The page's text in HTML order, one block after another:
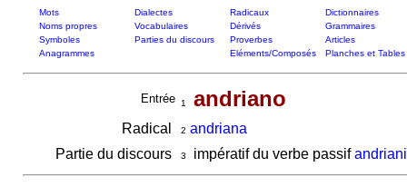
Mots Dialectes Radicaux
Dictionnaires
Noms propres
Vocabulaires Dérivés
Grammaires
Symboles
Parties du discours Proverbes
Articles
Anagrammes
Eléments/Composés Planches et Tables
Entrée 1 andriano
Radical 2 andriana
Partie du discours
3 impératif du verbe passif